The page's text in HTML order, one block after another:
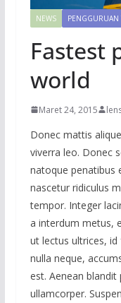
NEWS PENGGURUAN
Fastest
world
Maret 24, 2015
Donec mattis
viverra leo. Donec
natoque penatibus
nascetur ridiculus
tempor. Integer
a interdum metus,
ut lectus ultrices,
nulla neque,
est. Aenean
ullamcorper.